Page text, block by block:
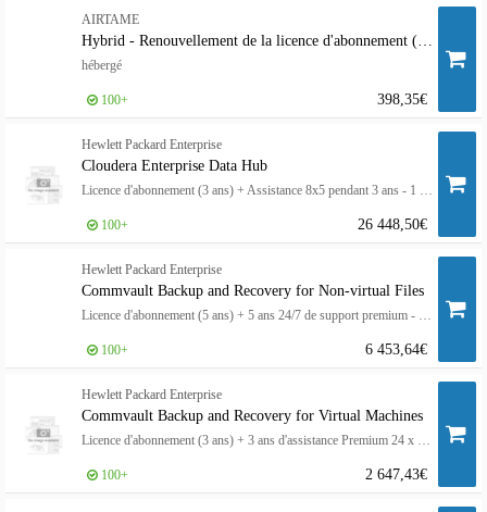
AIRTAME
Hybrid - Renouvellement de la licence d'abonnement (1 an)
hébergé
398,35€
100+
Hewlett Packard Enterprise
Cloudera Enterprise Data Hub
26 448,50€
100+
Hewlett Packard Enterprise
Commvault Backup and Recovery for Non-virtual Files
6 453,64€
100+
Hewlett Packard Enterprise
Commvault Backup and Recovery for Virtual Machines
2 647,43€
100+